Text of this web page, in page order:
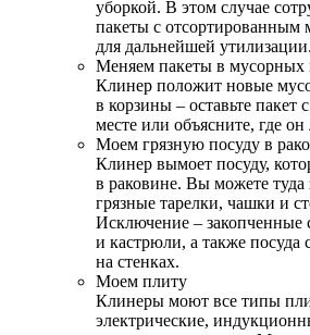
уборкой. В этом случае
пакеты с отсортированным
для дальнейшей утилизации.
Меняем пакеты в мусорных
Клинер положит новые
в корзины – оставьте пакет
месте или объясните, где он
Моем грязную посуду в
Клинер вымоет посуду,
в раковине. Вы можете туда
грязные тарелки, чашки и
Исключение – закопченные
и кастрюли, а также посуда
на стенках.
Моем плиту
Клинеры моют все типы
электрические,